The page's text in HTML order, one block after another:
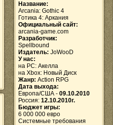
Название:
Arcania: Gothic 4
Готика 4: Аркания
Официальный сайт:
arcania-game.com
Разработчик:
Spellbound
Издатель: JoWooD
У нас:
на PC: Акелла
на Xbox: Новый Диск
Жанр: Action RPG
Дата выхода:
Европа/США - 09.10.2010
Россия: 12.10.2010г.
Бюджет игры:
6 000 000 евро
Системные требования